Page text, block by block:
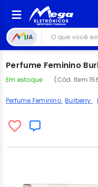
IA
Perfume Feminino
Em estoque (Cód. Item
Perfume Feminino Burberry